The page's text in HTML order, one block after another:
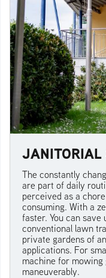
JANITORIAL
The constantly
are part of daily
perceived as a
consuming. With a
faster. You can
conventional lawn
private gardens of
applications. For
machine for mowing
maneuverably.